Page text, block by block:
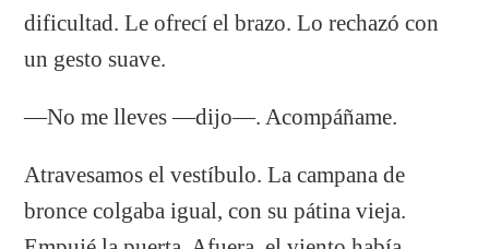
dificultad. Le ofrecí el brazo. Lo rechazó con
un gesto suave.
—No me lleves —dijo—. Acompáñame.
Atravesamos el vestíbulo. La campana de
bronce colgaba igual, con su pátina vieja.